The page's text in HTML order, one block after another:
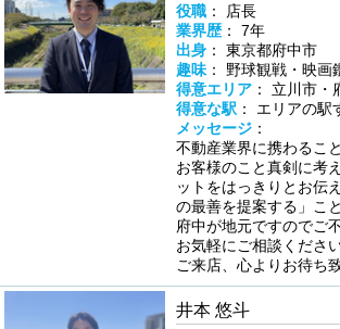
役職： 店長
業界歴： 7年
出身： 東京都府中市
趣味： 野球観戦・映画
得意エリア： 立川市・
得意な駅 ： エリアの駅
メッセージ：
不動産業界に携わるこ
お客様のこと真剣に考
ットをはっきりとお伝
の最善を提案する」こ
府中が地元ですのでご
お気軽にご相談ください
ご来店、心よりお待ち
井本 悠斗